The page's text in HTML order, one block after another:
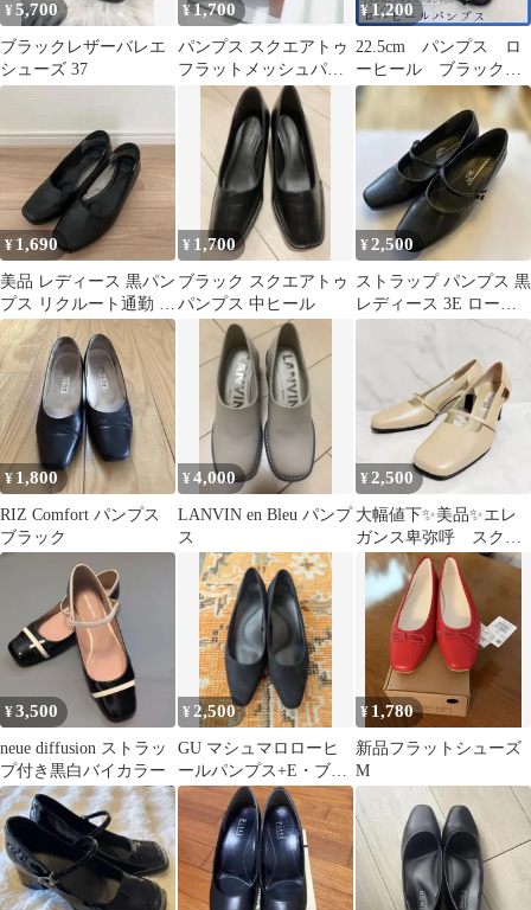
¥5,700
ブラックレザーバレエ
シューズ 37
¥1,700
パンプス スクエアトゥ
フラットメッシュパン
プスSサイズブラック
¥1,200
22.5cm パンプス ロ
ーヒール ブラック
黒 スクエアバック
ル スクエアトゥ
¥ 1,690
美品 レディース 黒パン
プス リクルート通勤 就
活 オフィス
¥ 1,700
ブラック スクエアトゥ
パンプス 中ヒール
¥2,500
ストラップ パンプス 黒
レディース 3E ローヒ
ール（3cm） 24cm
¥ 1,800
RIZ Comfort パンプス
ブラック
¥4,000
LANVIN en Bleu パンプ
ス
¥2,500
大幅値下✨美品✨エレ
ガンス卑弥呼 スクエ
アトゥ パンプス
23cm フォーマル
¥3,500
neue diffusion ストラッ
プ付き黒白バイカラー
¥ 2,500
GU マシュマロローヒ
ールパンプス+E・ブラ
ック 23.5cm
¥ 1,780
新品フラットシューズ
M